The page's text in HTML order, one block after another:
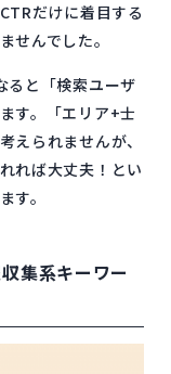
だけに着目する
せんでした。
ると「検索ユーザ
す。「エリア+士
えられませんが、
れば大丈夫！とい
す。
集系キーワー